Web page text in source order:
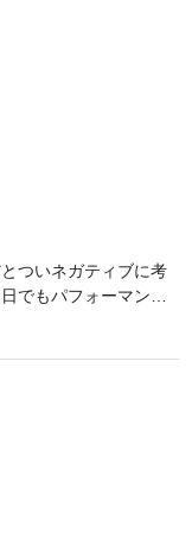
ついネガティブに考
でもパフォーマンス
クコーヒーを1杯飲
のパフォーマンスが
ターすることで、読
2 寝不足難民必修
たときの次善の策
のツライ症状から